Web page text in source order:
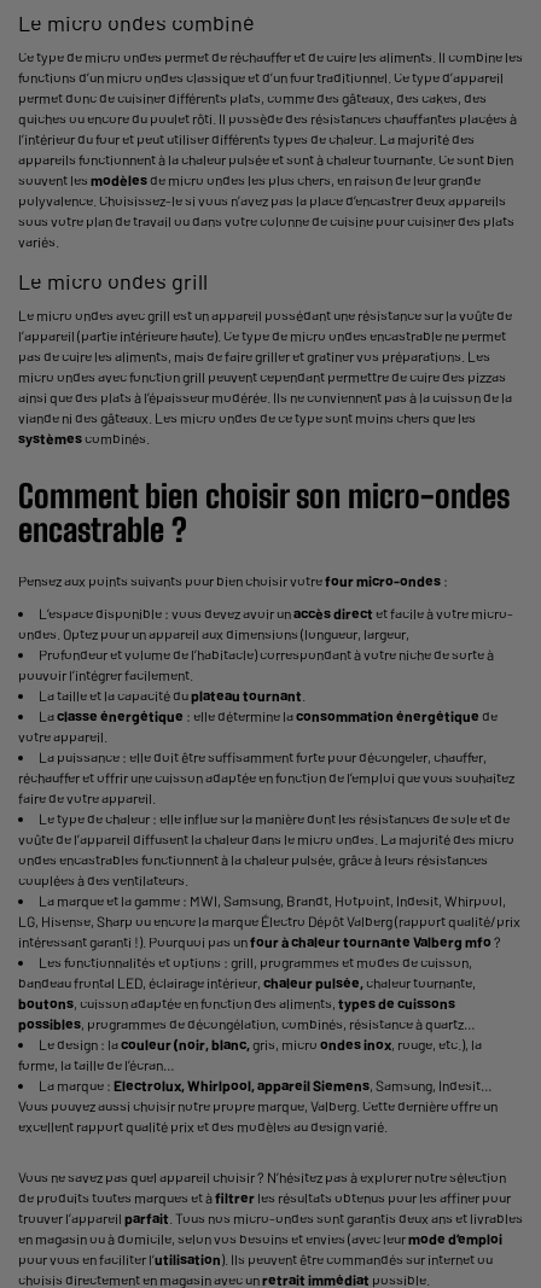
Le micro ondes combiné
Ce type de micro ondes permet de réchauffer et de cuire les aliments. Il combine les
fonctions d’un micro ondes classique et d’un four traditionnel. Ce type d’appareil
permet donc de cuisiner différents plats, comme des gâteaux, des cakes, des
quiches ou encore du poulet rôti. Il possède des résistances chauffantes placées à
l’intérieur du four et peut utiliser différents types de chaleur. La majorité des
appareils fonctionnent à la chaleur pulsée et sont à chaleur tournante. Ce sont bien
souvent les modèlesde micro ondes les plus chers, en raison de leur grande
polyvalence. Choisissez-le si vous n’avez pas la place d’encastrer deux appareils
sous votre plan de travail ou dans votrecolonne de cuisine pour cuisiner des plats
variés.
Le micro ondes grill
Le micro ondes avec grill est un appareil possédant une résistance sur la voûte de
l’appareil (partie intérieure haute). Ce type de micro ondes encastrable ne permet
pas de cuire les aliments, mais de faire griller et gratiner vos préparations. Les
micro ondes avec fonction grill peuvent cependant permettre de cuire des pizzas
ainsi que des plats à l’épaisseur modérée. Ils ne conviennent pas à la cuisson de la
viande ni des gâteaux. Les micro ondes de ce type sont moins chers que les
systèmescombinés.
Comment bien choisir son micro-ondes
encastrable ?
Pensez aux points suivants pour bien choisir votrefour micro-ondes :
L’espace disponible : vous devez avoir unaccès direct et facile à votre micro-
ondes. Optez pour un appareil aux dimensions (longueur, largeur,
Profondeur et volume de l’habitacle) correspondant à votre niche de sorte à
pouvoir l’intégrer facilement.
La taille et la capacité duplateau tournant
Laclasse énergétique : elle détermine laconsommation énergétique de
votre appareil.
La puissance : elle doit être suffisamment forte pour décongeler, chauffer,
réchauffer et offrir une cuisson adaptée en fonction de l’emploi que vous souhaitez
faire de votre appareil.
Le type de chaleur : elle influe sur la manière dont les résistances de sole et de
voûte de l’appareil diffusent la chaleur dans le micro ondes. La majorité des micro
ondes encastrables fonctionnent à la chaleur pulsée, grâce à leurs résistances
couplées à des ventilateurs.
La marque et la gamme : MWI, Samsung, Brandt, Hotpoint, Indesit, Whirpool,
LG, Hisense, Sharp ou encore la marque Électro Dépôt Valberg (rapport qualité/prix
intéressant garanti !). Pourquoi pas unfour à chaleur tournante Valberg mfo ?
Les fonctionnalités et options : grill, programmes et modes de cuisson,
bandeau frontal LED, éclairage intérieur, chaleur pulsée, chaleur tournante,
boutons , cuisson adaptée en fonction des aliments, types de cuissons
possibles , programmes de décongélation, combinés, résistance à quartz…
Le design : lacouleur (noir, blanc, gris, micro ondes inox , rouge, etc.), la
forme, la taille de l’écran…
La marque : Electrolux, Whirlpool, appareil Siemens , Samsung, Indesit…
Vous pouvez aussi choisir notre propre marque, Valberg. Cette dernière offre un
excellent rapport qualité prix et des modèles au design varié.
Vous ne savez pas quel appareil choisir ? N’hésitez pas à explorer notre sélection
de produits toutes marques et àfiltrer les résultats obtenus pour les affiner pour
trouver l’appareil parfait . Tous nos micro-ondes sont garantis deux ans et livrables
en magasin ou à domicile, selon vos besoins et envies (avec leurmode d’emploi
pour vous en faciliter l’utilisation). Ils peuvent être commandés sur internet ou
choisis directement en magasin avec unretrait immédiat possible.